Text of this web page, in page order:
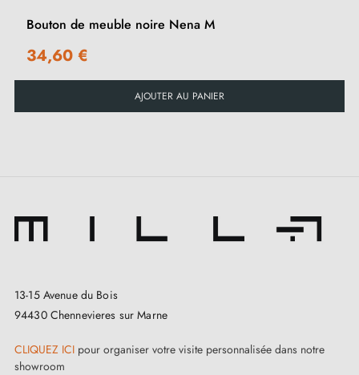
Bouton de meuble noire Nena M
34,60 €
AJOUTER AU PANIER
13-15 Avenue du Bois
94430 Chennevieres sur Marne
CLIQUEZ ICI pour organiser votre visite personnalisée dans notre
showroom